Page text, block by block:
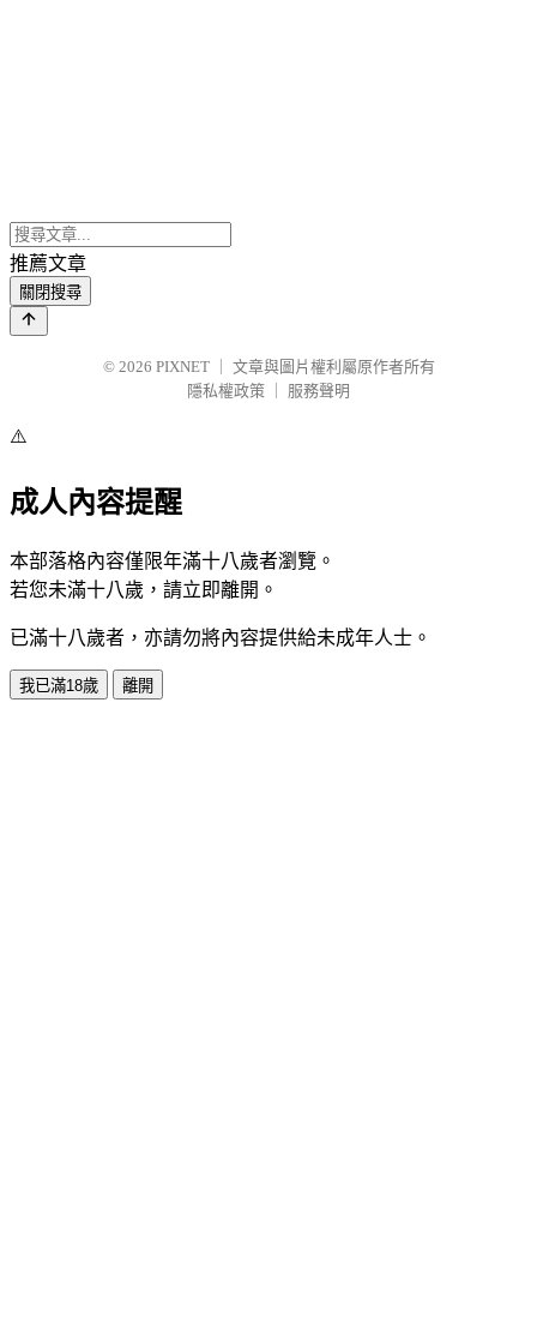
推薦文章
關閉搜尋
© 2026 PIXNET
文章與圖片權利屬原作者所有
隱私權政策
服務聲明
⚠️
成人內容提醒
本部落格內容僅限年滿十八歲者瀏覽。
若您未滿十八歲，請立即離開。
已滿十八歲者，亦請勿將內容提供給未成年人士。
我已滿18歲 離開